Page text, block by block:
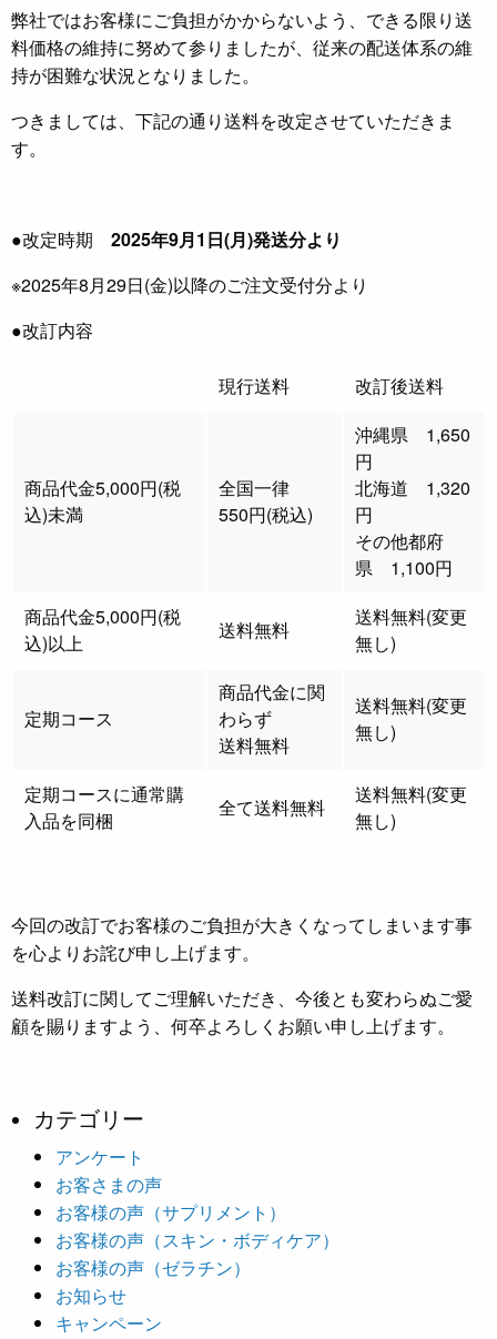
弊社ではお客様にご負担がかからないよう、できる限り送
料価格の維持に努めて参りましたが、従来の配送体系の維
持が困難な状況となりました。
つきましては、下記の通り送料を改定させていただきま
す。
●改定時期 2025年9月1日(月)発送分より
※2025年8月29日(金)以降のご注文受付分より
●改訂内容
現行送料 改訂後送料
商品代金5,000円(税
込)未満
全国一律
550円(税込)
沖縄県 1,650
円
北海道 1,320
円
その他都府
県 1,100円
商品代金5,000円(税
込)以上
送料無料
送料無料(変更
無し)
定期コース
商品代金に関
わらず
送料無料
送料無料(変更
無し)
定期コースに通常購
入品を同梱
全て送料無料
送料無料(変更
無し)
今回の改訂でお客様のご負担が大きくなってしまいます事
を心よりお詫び申し上げます。
送料改訂に関してご理解いただき、今後とも変わらぬご愛
顧を賜りますよう、何卒よろしくお願い申し上げます。
カテゴリー
アンケート
お客さまの声
お客様の声（サプリメント）
お客様の声（スキン・ボディケア）
お客様の声（ゼラチン）
お知らせ
キャンペーン